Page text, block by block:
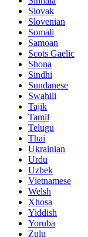
Slovak
Slovenian
Somali
Samoan
Scots Gaelic
Shona
Sindhi
Sundanese
Swahili
Tajik
Tamil
Telugu
Thai
Ukrainian
Urdu
Uzbek
Vietnamese
Welsh
Xhosa
Yiddish
Yoruba
Zulu